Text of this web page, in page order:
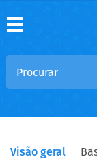
Visão geral